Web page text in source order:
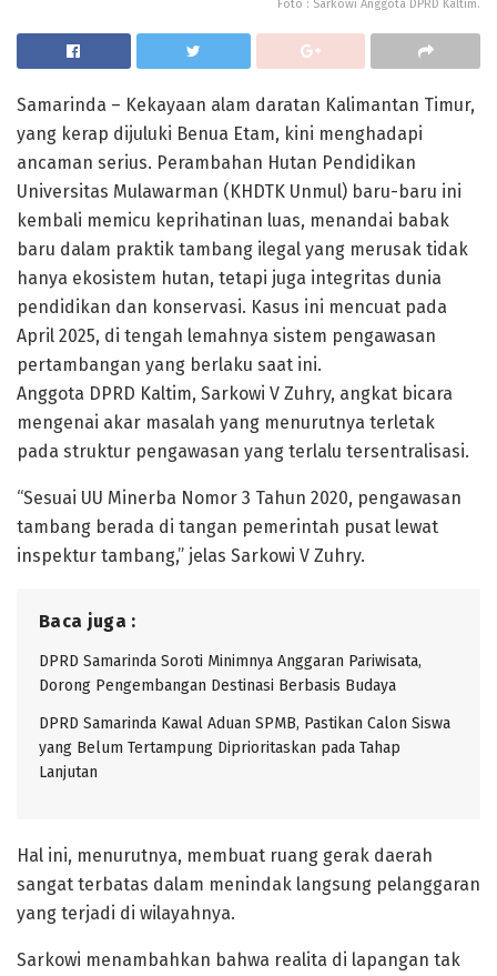
Foto : Sarkowi Anggota DPRD Kaltim.
Samarinda – Kekayaan alam daratan Kalimantan Timur,
yang kerap dijuluki Benua Etam, kini menghadapi
ancaman serius. Perambahan Hutan Pendidikan
Universitas Mulawarman (KHDTK Unmul) baru-baru ini
kembali memicu keprihatinan luas, menandai babak
baru dalam praktik tambang ilegal yang merusak tidak
hanya ekosistem hutan, tetapi juga integritas dunia
pendidikan dan konservasi. Kasus ini mencuat pada
April 2025, di tengah lemahnya sistem pengawasan
pertambangan yang berlaku saat ini.
Anggota DPRD Kaltim, Sarkowi V Zuhry, angkat bicara
mengenai akar masalah yang menurutnya terletak
pada struktur pengawasan yang terlalu tersentralisasi.
“Sesuai UU Minerba Nomor 3 Tahun 2020, pengawasan
tambang berada di tangan pemerintah pusat lewat
inspektur tambang,” jelas Sarkowi V Zuhry.
Baca juga :
DPRD Samarinda Soroti Minimnya Anggaran Pariwisata,
Dorong Pengembangan Destinasi Berbasis Budaya
DPRD Samarinda Kawal Aduan SPMB, Pastikan Calon Siswa
yang Belum Tertampung Diprioritaskan pada Tahap
Lanjutan
Hal ini, menurutnya, membuat ruang gerak daerah
sangat terbatas dalam menindak langsung pelanggaran
yang terjadi di wilayahnya.
Sarkowi menambahkan bahwa realita di lapangan tak